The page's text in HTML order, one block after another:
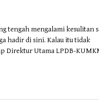
tengah mengalami kesulitan
hadir di sini. Kalau itu tidak
Direktur Utama LPDB-